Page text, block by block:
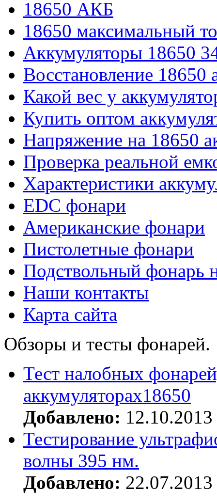
18650 АКБ
18650 максимальный
Аккумуляторы 18650
Восстановление 18650
Какой вес у
Купить оптом
Напряжение на 18650
Проверка реальной
Характеристики
EDC фонари
Американские фонари
Пистолетные фонари
Подствольный фонарь
Наши контакты
Карта сайта
Обзоры и тесты фонарей.
Тест налобных
аккумуляторах18650
Добавлено: 12.10.2013
Тестирование
волны 395 нм.
Добавлено: 22.07.2013